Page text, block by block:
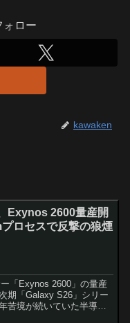
ォロー
kawaken
Exynos 2600量産開
ロセスで反撃の狼煙
「Exynos 2600」の量産
期「Galaxy S26」シリー
苦境が続いていた半導体